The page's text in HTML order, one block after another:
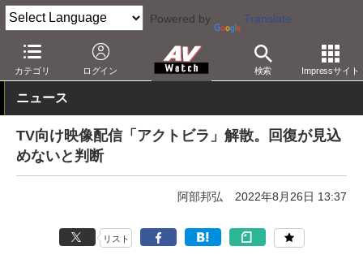
Powered by Translate
カテゴリ ログイン 検索 Impressサイト
AV Watch コンテンツ・サービス 映像配信 アクトビラ
ニュース
TV向け映像配信「アクトビラ」解散。回復が見込
めないと判断
阿部邦弘 2022年8月26日 13:37
リスト